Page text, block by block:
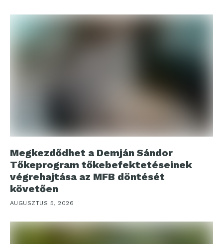
Megkezdődhet a Demján Sándor
Tőkeprogram tőkebefektetéseinek
végrehajtása az MFB döntését
követően
AUGUSZTUS 5, 2026